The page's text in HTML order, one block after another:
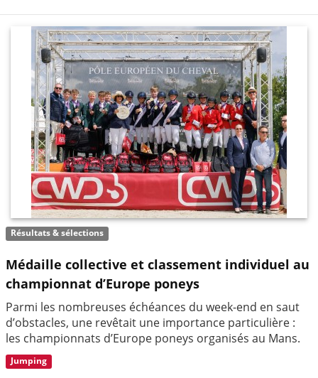
Résultats & sélections
Médaille collective et classement individuel au
championnat d’Europe poneys
Parmi les nombreuses échéances du week-end en saut
d’obstacles, une revêtait une importance particulière :
les championnats d’Europe poneys organisés au Mans.
Jumping